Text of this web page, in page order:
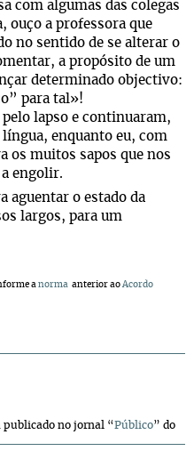
com algumas das colegas
ouço a professora que
no sentido de se alterar o
a propósito de um
determinado objectivo:
para tal»!
lapso e continuaram,
enquanto eu, com
os muitos sapos que nos
engolir.
aguentar o estado da
largos, para um
anorma anterior ao Acordo
publicado no jornal “Público” do